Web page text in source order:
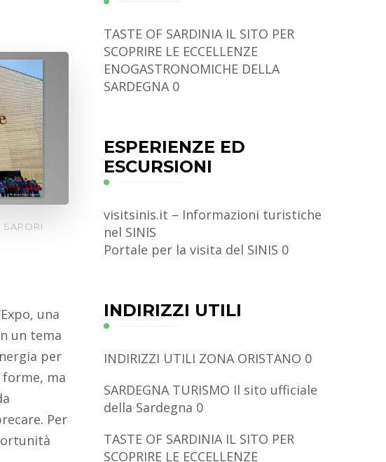
SAPORI
una
un tema
per
ma
Per
TASTE OF SARDINIA IL SITO PER
SCOPRIRE LE ECCELLENZE
ENOGASTRONOMICHE DELLA
SARDEGNA 0
ESPERIENZE ED
ESCURSIONI
visitsinis.it – Informazioni turistiche
nel SINIS
Portale per la visita del SINIS 0
INDIRIZZI UTILI
INDIRIZZI UTILI ZONA ORISTANO 0
SARDEGNA TURISMO Il sito ufficiale
della Sardegna 0
TASTE OF SARDINIA IL SITO PER
SCOPRIRE LE ECCELLENZE